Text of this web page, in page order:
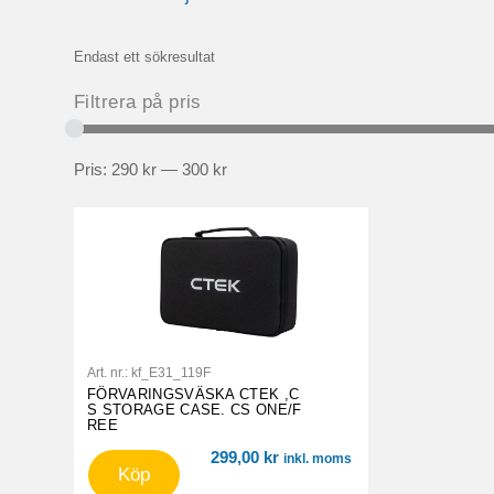
Endast ett sökresultat
Filtrera på pris
Pris: 290 kr — 300 kr
Art. nr.: kf_E31_119F
FÖRVARINGSVÄSKA CTEK ,C
S STORAGE CASE. CS ONE/F
REE
299,00 kr inkl. moms
Köp